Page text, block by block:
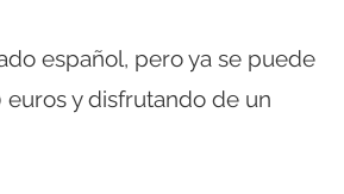
español, pero ya se puede
y disfrutando de un